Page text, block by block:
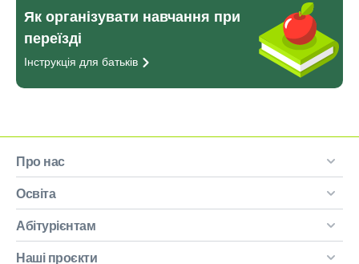
Як організувати навчання при
переїзді
Інструкція для батьків
Про нас
Освіта
Абітурієнтам
Наші проєкти